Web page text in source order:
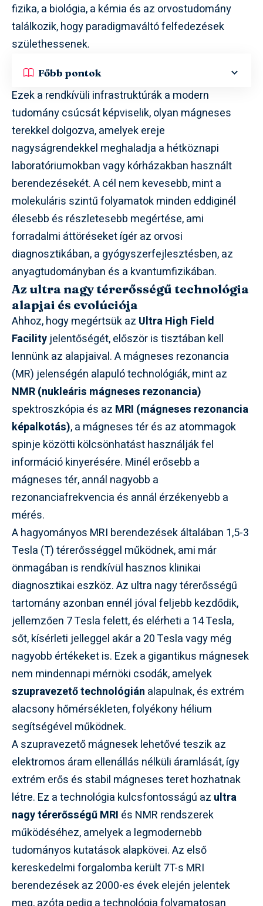
fizika, a biológia, a kémia és az orvostudomány
találkozik, hogy paradigmaváltó felfedezések
születhessenek.
Főbb pontok
Ezek a rendkívüli infrastruktúrák a modern
tudomány csúcsát képviselik, olyan mágneses
terekkel dolgozva, amelyek ereje
nagyságrendekkel meghaladja a hétköznapi
laboratóriumokban vagy kórházakban használt
berendezésekét. A cél nem kevesebb, mint a
molekuláris szintű folyamatok minden eddiginél
élesebb és részletesebb megértése, ami
forradalmi áttöréseket ígér az orvosi
diagnosztikában, a gyógyszerfejlesztésben, az
anyagtudományban és a kvantumfizikában.
Az ultra nagy térerősségű technológia
alapjai és evolúciója
Ahhoz, hogy megértsük az Ultra High Field
Facility jelentőségét, először is tisztában kell
lennünk az alapjaival. A mágneses rezonancia
(MR) jelenségén alapuló technológiák, mint az
NMR (nukleáris mágneses rezonancia)
spektroszkópia és az MRI (mágneses rezonancia
képalkotás), a mágneses tér és az atommagok
spinje közötti kölcsönhatást használják fel
információ kinyerésére. Minél erősebb a
mágneses tér, annál nagyobb a
rezonanciafrekvencia és annál érzékenyebb a
mérés.
A hagyományos MRI berendezések általában 1,5-3
Tesla (T) térerősséggel működnek, ami már
önmagában is rendkívül hasznos klinikai
diagnosztikai eszköz. Az ultra nagy térerősségű
tartomány azonban ennél jóval feljebb kezdődik,
jellemzően 7 Tesla felett, és elérheti a 14 Tesla,
sőt, kísérleti jelleggel akár a 20 Tesla vagy még
nagyobb értékeket is. Ezek a gigantikus mágnesek
nem mindennapi mérnöki csodák, amelyek
szupravezető technológián alapulnak, és extrém
alacsony hőmérsékleten, folyékony hélium
segítségével működnek.
A szupravezető mágnesek lehetővé teszik az
elektromos áram ellenállás nélküli áramlását, így
extrém erős és stabil mágneses teret hozhatnak
létre. Ez a technológia kulcsfontosságú az ultra
nagy térerősségű MRI és NMR rendszerek
működéséhez, amelyek a legmodernebb
tudományos kutatások alapkövei. Az első
kereskedelmi forgalomba került 7T-s MRI
berendezések az 2000-es évek elején jelentek